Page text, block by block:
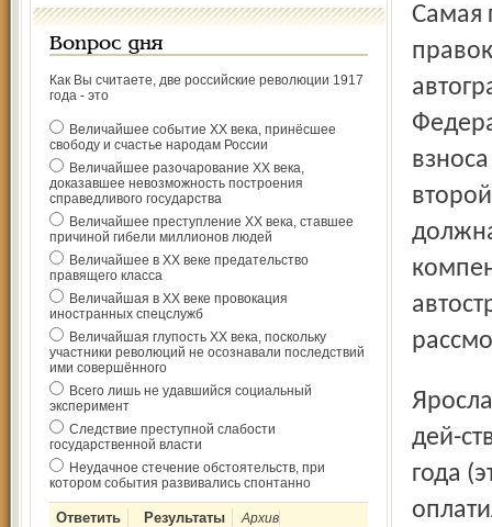
Вопрос дня
Как Вы считаете, две российские революции 1917
года - это
Величайшее событие ХХ века, принёсшее
свободу и счастье народам России
Величайшее разочарование ХХ века,
доказавшее невозможность построения
справедливого государства
Величайшее преступление ХХ века, ставшее
причиной гибели миллионов людей
Величайшее в ХХ веке предательство
правящего класса
Величайшая в ХХ веке провокация
иностранных спецслужб
Величайшая глупость ХХ века, поскольку
участники революций не осознавали последствий
ими совершённого
Всего лишь не удавшийся социальный
эксперимент
Следствие преступной слабости
государственной власти
Неудачное стечение обстоятельств, при
котором события развивались спонтанно
Архив
Самая горячая для страховщиков тема – принятие по-
Ярославских страховщиков волнуют сроки введения в
дей-
года